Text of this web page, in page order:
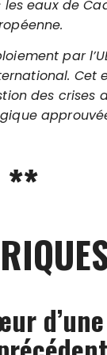
eaux de
par
Cet
des crises
**